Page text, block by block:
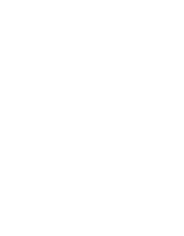
al nostro servizio di